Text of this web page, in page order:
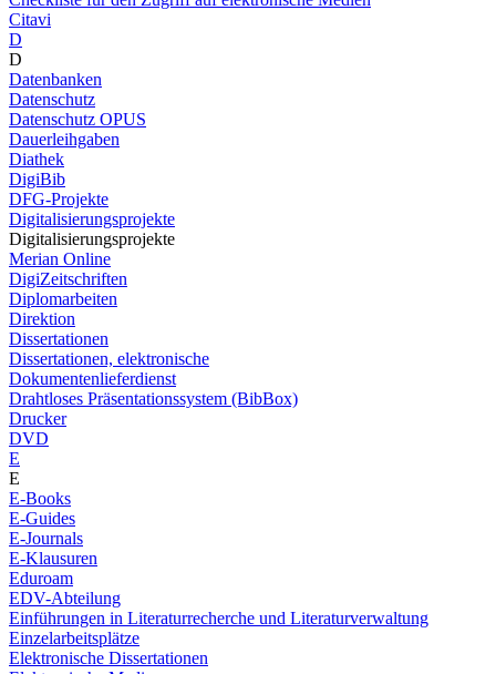
Citavi
D
D
Datenbanken
Datenschutz
Datenschutz OPUS
Dauerleihgaben
Diathek
DigiBib
DFG-Projekte
Digitalisierungsprojekte
Digitalisierungsprojekte
Merian Online
DigiZeitschriften
Diplomarbeiten
Direktion
Dissertationen
Dissertationen, elektronische
Dokumentenlieferdienst
Drahtloses Präsentationssystem (BibBox)
Drucker
DVD
E
E
E-Books
E-Guides
E-Journals
E-Klausuren
Eduroam
EDV-Abteilung
Einführungen in Literaturrecherche und Literaturverwaltung
Einzelarbeitsplätze
Elektronische Dissertationen